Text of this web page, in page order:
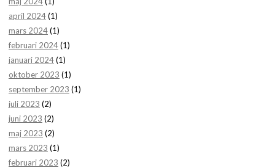
april 2024(1)
mars 2024(1)
februari 2024(1)
januari 2024(1)
oktober 2023 (1)
september 2023 (1)
juli 2023 (2)
juni 2023 (2)
maj 2023 (2)
mars 2023 (1)
februari 2023 (2)